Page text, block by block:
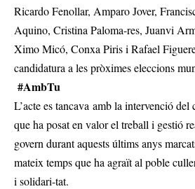
Ricardo Fenollar, Amparo Jover,
Aquino, Cristina Paloma-res, Juanvi
Ximo Micó, Conxa Piris i Rafael
candidatura a les pròximes eleccions
#AmbTu
L’acte es tancava amb la intervenció
que ha posat en valor el treball i gestió
govern durant aquests últims anys
mateix temps que ha agraït al poble
i solidari-tat.